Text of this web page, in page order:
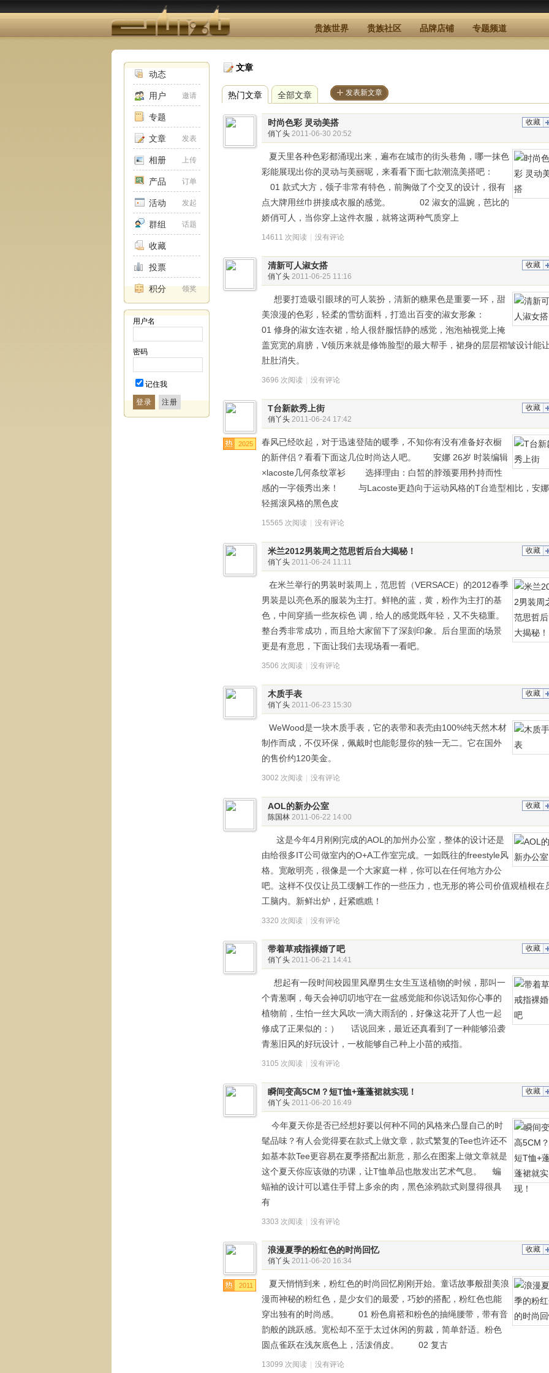
贵族世界 贵族社区 品牌店铺 专题频道
动态
用户 邀请
专题
文章 发表
相册 上传
产品 订单
活动 发起
群组 话题
收藏
投票
积分 领奖
用户名
密码
记住我
登录
文章
热门文章 全部文章 发表新文章
收藏
时尚色彩 灵动美搭
俏丫头 2011-06-30 20:52
夏天里各种色彩都涌现出来，遍布在城市的街头巷角，哪一抹色
彩能展现出你的灵动与美丽呢，来看看下面七款潮流美搭吧：
01 款式大方，领子非常有特色，前胸做了个交叉的设计，很有
点大牌用丝巾拼接成衣服的感觉。 02 淑女的温婉，芭比的
娇俏可人，当你穿上这件衣服，就将这两种气质穿上
14611 次阅读 没有评论
收藏
清新可人淑女搭
俏丫头 2011-06-25 11:16
想要打造吸引眼球的可人装扮，清新的糖果色是重要一环，甜
美浪漫的色彩，轻柔的雪纺面料，打造出百变的淑女形象：
01 修身的淑女连衣裙，给人很舒服恬静的感觉，泡泡袖视觉上掩
盖宽宽的肩膀，V领历来就是修饰脸型的最大帮手，裙身的层层褶皱设计能
肚肚消失。
3696 次阅读 没有评论
2025
收藏
T台新款秀上街
俏丫头 2011-06-24 17:42
春风已经吹起，对于迅速登陆的暖季，不知你有没有准备好衣橱
的新伴侣？看看下面这几位时尚达人吧。 安娜 26岁 时装编辑
×lacoste几何条纹罩衫 选择理由：白皙的脖颈要用矜持而性
感的一字领秀出来！ 与Lacoste更趋向于运动风格的T台造型相比，安
轻摇滚风格的黑色皮
15565 次阅读 没有评论
收藏
米兰2012男装周之范思哲后台大揭秘！
俏丫头 2011-06-24 11:11
在米兰举行的男装时装周上，范思哲（VERSACE）的2012春季
男装是以亮色系的服装为主打。鲜艳的蓝，黄，粉作为主打的基
色，中间穿插一些灰棕色 调，给人的感觉既年轻，又不失稳重。
整台秀非常成功，而且给大家留下了深刻印象。后台里面的场景
更是有意思，下面让我们去现场看一看吧。
3506 次阅读 没有评论
收藏
木质手表
俏丫头 2011-06-23 15:30
WeWood是一块木质手表，它的表带和表壳由100%纯天然木材
制作而成，不仅环保，佩戴时也能彰显你的独一无二。它在国外
的售价约120美金。
3002 次阅读 没有评论
收藏
AOL的新办公室
陈国林 2011-06-22 14:00
这是今年4月刚刚完成的AOL的加州办公室，整体的设计还是
由给很多IT公司做室内的O+A工作室完成。一如既往的freestyle风
格。宽敞明亮，很像是一个大家庭一样，你可以在任何地方办公
吧。这样不仅仅让员工缓解工作的一些压力，也无形的将公司价值观植根在
工脑内。新鲜出炉，赶紧瞧瞧！
3320 次阅读 没有评论
收藏
带着草戒指裸婚了吧
俏丫头 2011-06-21 14:41
想起有一段时间校园里风靡男生女生互送植物的时候，那叫一
个青葱啊，每天会神叨叨地守在一盆感觉能和你说话知你心事的
植物前，生怕一丝大风吹一滴大雨刮的，好像这花开了人也一起
修成了正果似的：） 话说回来，最近还真看到了一种能够沿袭
青葱旧风的好玩设计，一枚能够自己种上小苗的戒指。
3105 次阅读 没有评论
收藏
瞬间变高5CM？短T恤+蓬蓬裙就实现！
俏丫头 2011-06-20 16:49
今年夏天你是否已经想好要以何种不同的风格来凸显自己的时
髦品味？有人会觉得要在款式上做文章，款式繁复的Tee也许还不
如基本款Tee更容易在夏季搭配出新意，那么在图案上做文章就是
这个夏天你应该做的功课，让T恤单品也散发出艺术气息。 蝙
蝠袖的设计可以遮住手臂上多余的肉，黑色涂鸦款式则显得很具
有
3303 次阅读 没有评论
2011
收藏
浪漫夏季的粉红色的时尚回忆
俏丫头 2011-06-20 16:34
夏天悄悄到来，粉红色的时尚回忆刚刚开始。童话故事般甜美浪
漫而神秘的粉红色，是少女们的最爱，巧妙的搭配，粉红色也能
穿出独有的时尚感。 01 粉色肩褡和粉色的抽绳腰带，带有音
韵般的跳跃感。宽松却不至于太过休闲的剪裁，简单舒适。粉色
圆点雀跃在浅灰底色上，活泼俏皮。 02 复古
13099 次阅读 没有评论